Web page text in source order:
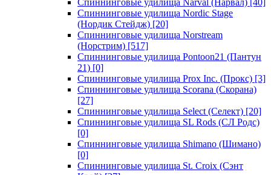
Спиннинговые удилища Narval (Нарвал) [40]
Спиннинговые удилища Nordic Stage
(Нордик Стейдж) [20]
Спиннинговые удилища Norstream
(Норстрим) [517]
Спиннинговые удилища Pontoon21 (Пантун
21) [0]
Спиннинговые удилища Prox Inc. (Прокс) [3]
Спиннинговые удилища Scorana (Скорана)
[27]
Спиннинговые удилища Select (Селект) [20]
Спиннинговые удилища SL Rods (СЛ Родс)
[0]
Спиннинговые удилища Shimano (Шимано)
[0]
Спиннинговые удилища St. Croix (Сэнт